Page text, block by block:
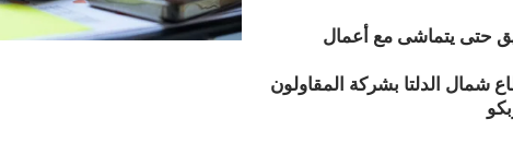
حتى يتماشى مع أعمال
شمال الدلتا بشركة المقاولون